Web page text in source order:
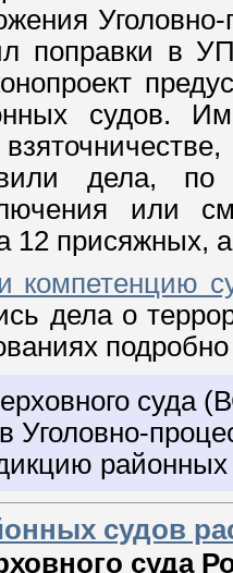
поправки в
судов.
дела,
или
12 присяжных,
компетенцию
дела о
суда
Уголовно-
судов
суда